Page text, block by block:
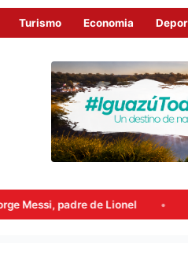
Turismo Economia
Mercado Libre acumuló